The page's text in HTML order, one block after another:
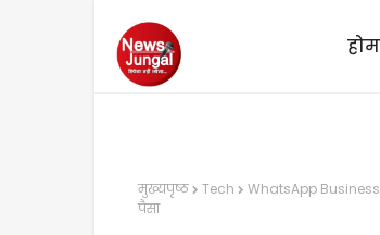
होम
मुख्यपृष्ठ Tech
WhatsApp
पैसा